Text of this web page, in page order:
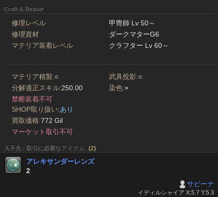
Craft & Repair
修理レベル
甲冑師 Lv 50～
修理資材
ダークマターG6
マテリア装着レベル
クラフター Lv 60～
マテリア精製:○ 武具投影:○
分解適正スキル:250.00 染色:×
禁断装着不可
SHOP取り扱い:あり
買取価格:772 Gil
マーケット取引不可
入手先 : 取引に必要なアイテム (2)
アレキサンダーレンズ
2
サビーナ
イディルシャイア X:5.7 Y:5.3